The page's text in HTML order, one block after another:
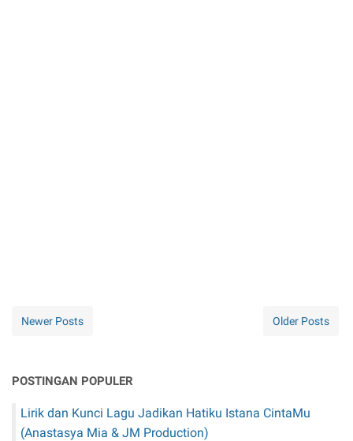
Newer Posts Older Posts
POSTINGAN POPULER
Lirik dan Kunci Lagu Jadikan Hatiku Istana CintaMu
(Anastasya Mia & JM Production)